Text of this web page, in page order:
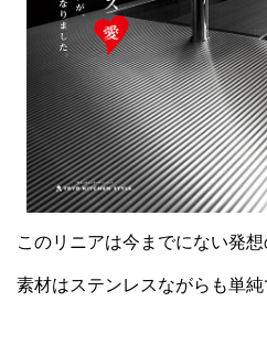
このリニアは今までにない発想
素材はステンレスながらも単純